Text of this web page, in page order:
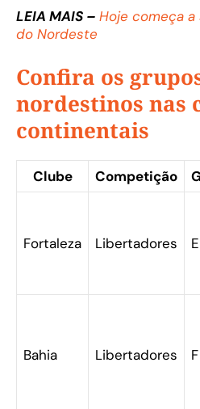
LEIA MAIS – Hoje começa
do Nordeste
Confira os
nordestinos nas
continentais
Clube Competição
Fortaleza Libertadores E
Bahia Libertadores F